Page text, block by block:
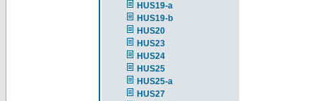
HUS19-a
HUS19-b
HUS20
HUS23
HUS24
HUS25
HUS25-a
HUS27